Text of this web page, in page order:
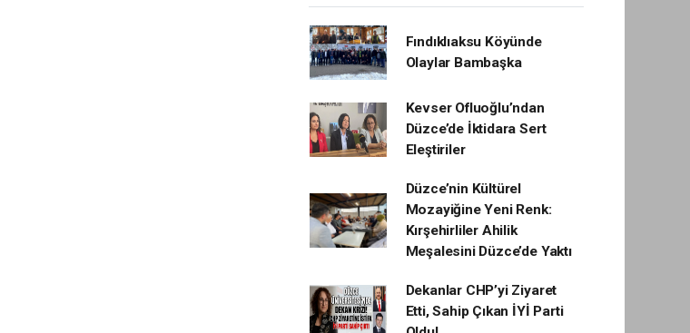
Fındıklıaksu Köyünde
Olaylar Bambaşka
Kevser Ofluoğlu’ndan
Düzce’de İktidara Sert
Eleştiriler
Düzce’nin Kültürel
Mozayiğine Yeni Renk:
Kırşehirliler Ahilik
Meşalesini Düzce’de Yaktı
Dekanlar CHP’yi Ziyaret
Etti, Sahip Çıkan İYİ Parti